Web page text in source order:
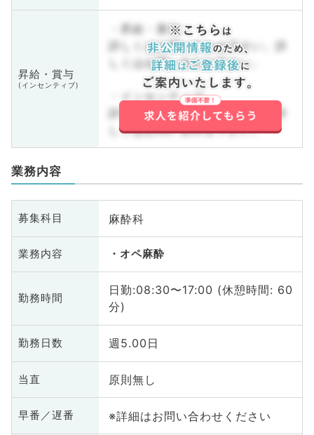
昇給・賞与
(インセンティブ)
・昇給・賞与
詳しくはお問い合わせ下さい。詳
しくはお問い合わせ下さい。
・インセンティブ
詳しくはお問い合わせ下さい。詳
しくはお問い合わせ下さい。
業務内容
募集科目 麻酔科
業務内容 オペ麻酔
勤務時間
日勤:08:30〜17:00 (休憩時間: 60
分)
勤務日数 週5.00日
当直 原則無し
早番／遅番 ※詳細はお問い合わせください